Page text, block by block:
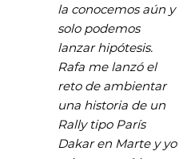
la conocemos aún y
solo podemos
lanzar hipótesis.
Rafa me lanzó el
reto de ambientar
una historia de un
Rally tipo París
Dakar en Marte y yo